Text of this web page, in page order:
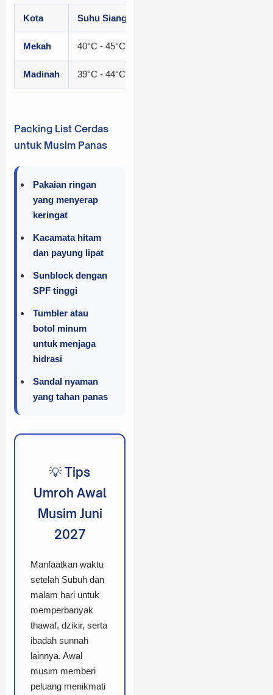
Kota Suhu Siang (Rata-rata)
Mekah 40°C - 45°C
Madinah 39°C - 44°C
Packing List Cerdas
untuk Musim Panas
Pakaian ringan
yang menyerap
keringat
Kacamata hitam
dan payung lipat
Sunblock dengan
SPF tinggi
Tumbler atau
botol minum
untuk menjaga
hidrasi
Sandal nyaman
yang tahan panas
💡 Tips
Umroh Awal
Musim Juni
2027
Manfaatkan waktu
setelah Subuh dan
malam hari untuk
memperbanyak
thawaf, dzikir, serta
ibadah sunnah
lainnya. Awal
musim memberi
peluang menikmati